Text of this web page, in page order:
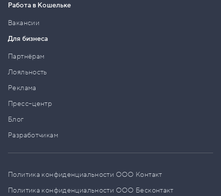
Работа в Кошельке
Вакансии
Для бизнеса
Партнёрам
Лояльность
Реклама
Пресс–центр
Блог
Разработчикам
Политика конфиденциальности ООО Контакт
Политика конфиденциальности ООО Бесконтакт